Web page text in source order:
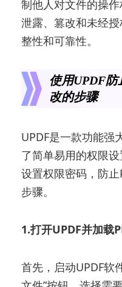
制他人对文件的操
泄露、篡改和未经
整性和可靠性。
使用UPDF
改的步骤
UPDF是一款功能强
了简单易用的权限
设置权限密码，防
步骤。
1.打开UPDF并加载
首先，启动UPDF软